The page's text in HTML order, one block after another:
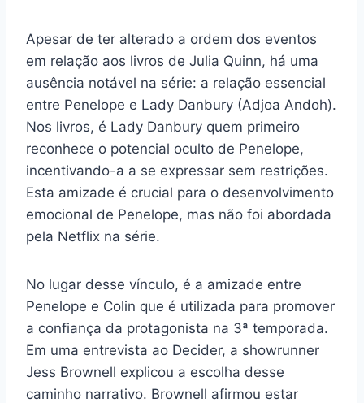
Apesar de ter alterado a ordem dos eventos
em relação aos livros de Julia Quinn, há uma
ausência notável na série: a relação essencial
entre Penelope e Lady Danbury (Adjoa Andoh).
Nos livros, é Lady Danbury quem primeiro
reconhece o potencial oculto de Penelope,
incentivando-a a se expressar sem restrições.
Esta amizade é crucial para o desenvolvimento
emocional de Penelope, mas não foi abordada
pela Netflix na série.
No lugar desse vínculo, é a amizade entre
Penelope e Colin que é utilizada para promover
a confiança da protagonista na 3ª temporada.
Em uma entrevista ao Decider, a showrunner
Jess Brownell explicou a escolha desse
caminho narrativo. Brownell afirmou estar